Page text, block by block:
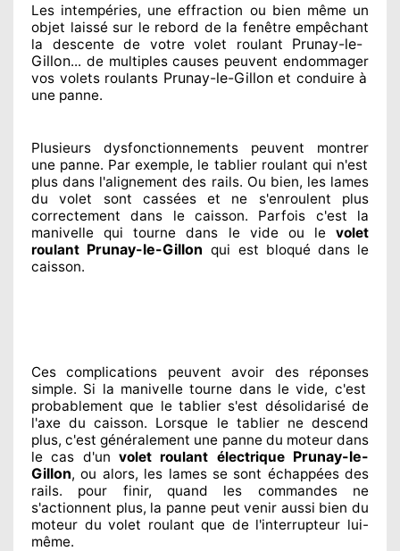
Les intempéries, une effraction ou bien même un
objet laissésur le rebord de la fenêtre empêchant
la descente de votre volet roulant Prunay-le-
Gillon... de multiplescauses peuvent endommager
vos volets roulants Prunay-le-Gillonet conduire à
une panne.
Plusieurs dysfonctionnements peuvent montrer
une panne. Par exemple, le tablier roulant qui n'est
plus dans l'alignement des rails. Ou bien, les lames
du volet sont casséeset ne s'enroulent plus
correctement dans le caisson. Parfois c'est la
manivelle qui tourne dans le vide ou le volet
roulant Prunay-le-Gillon qui est bloquédans le
caisson.
Ces complications peuvent avoir des réponses
simple. Si la manivelle tourne dans le vide, c'est
probablement que le tablier s'est désolidariséde
l'axe du caisson. Lorsque le tablier ne descend
plus, c'est généralement une panne du moteur dans
le cas d'un volet roulant électrique Prunay-le-
Gillon, ou alors, les lames se sont échappéesdes
rails. pour finir, quand les commandes ne
s'actionnent plus, la panne peut venir aussi bien du
moteur du volet roulant que de l'interrupteur lui-
même.